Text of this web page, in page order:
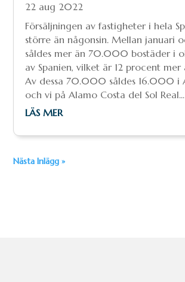
22 aug 2022
Försäljningen av fastigheter i hela
större än någonsin. Mellan januari
såldes mer än 70.000 bostäder i
av Spanien, vilket är 12 procent mer
Av dessa 70.000 såldes 16.000 i
och vi på Alamo Costa del Sol Real...
LÄS MER
Nästa Inlägg »